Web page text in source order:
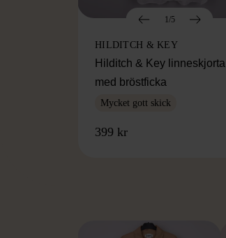
1/5
HILDITCH & KEY
Hilditch & Key linneskjorta
med bröstficka
Mycket gott skick
399 kr